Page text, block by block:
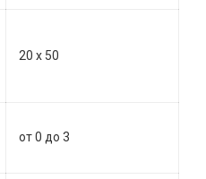
20 х 50
от 0 до 3